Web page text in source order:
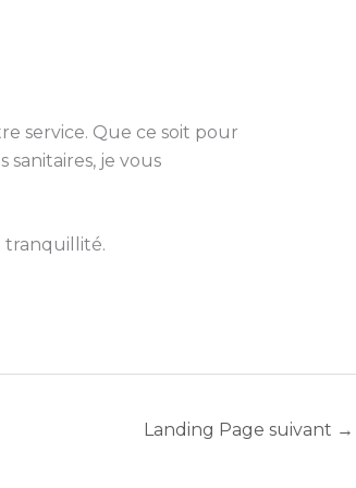
service. Que ce soit pour
je vous
tranquillité.
Landing Page suivant →